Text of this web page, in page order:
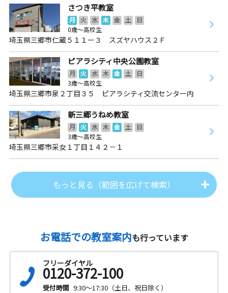
さつき平教室
月 火 水 木 金 土
日
0歳～高校生
埼玉県三郷市仁蔵５１１ー３ スズヤハウス２Ｆ
ピアラシティ中央公園教室
月 火 水 木 金 土
日
3歳～高校生
埼玉県三郷市泉２丁目３５ ピアラシティ交流センター内
新三郷うねめ教室
月 火 水 木 金 土
日
3歳～高校生
埼玉県三郷市采女１丁目１４２－１
もっと見る（範囲を広げて検索）
お電話での教室案内も行っています
フリーダイヤル
0120-372-100
受付時間 9:30～17:30（土日、祝日除く）